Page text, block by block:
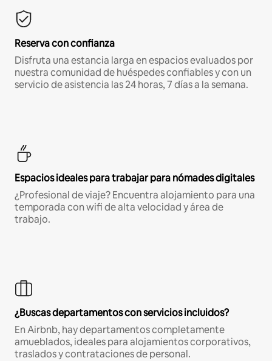
Reserva con confianza
Disfruta una estancia larga en espacios evaluados por
nuestra comunidad de huéspedes confiables y con un
servicio de asistencia las 24 horas, 7 días a la semana.
Espacios ideales para trabajar para nómades digitales
¿Profesional de viaje? Encuentra alojamiento para una
temporada con wifi de alta velocidad y área de
trabajo.
¿Buscas departamentos con servicios incluidos?
En Airbnb, hay departamentos completamente
amueblados, ideales para alojamientos corporativos,
traslados y contrataciones de personal.